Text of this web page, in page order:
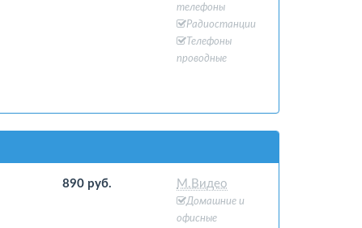
телефоны
Радиостанции
Телефоны
проводные
890 руб. М.Видео
Домашние и
офисные